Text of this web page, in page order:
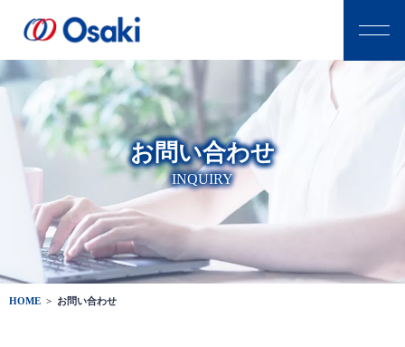
お問い合わせ
INQUIRY
HOME > お問い合わせ